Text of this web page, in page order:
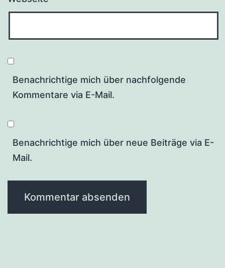
Benachrichtige mich über nachfolgende
Kommentare via E-Mail.
Benachrichtige mich über neue Beiträge via E-
Mail.